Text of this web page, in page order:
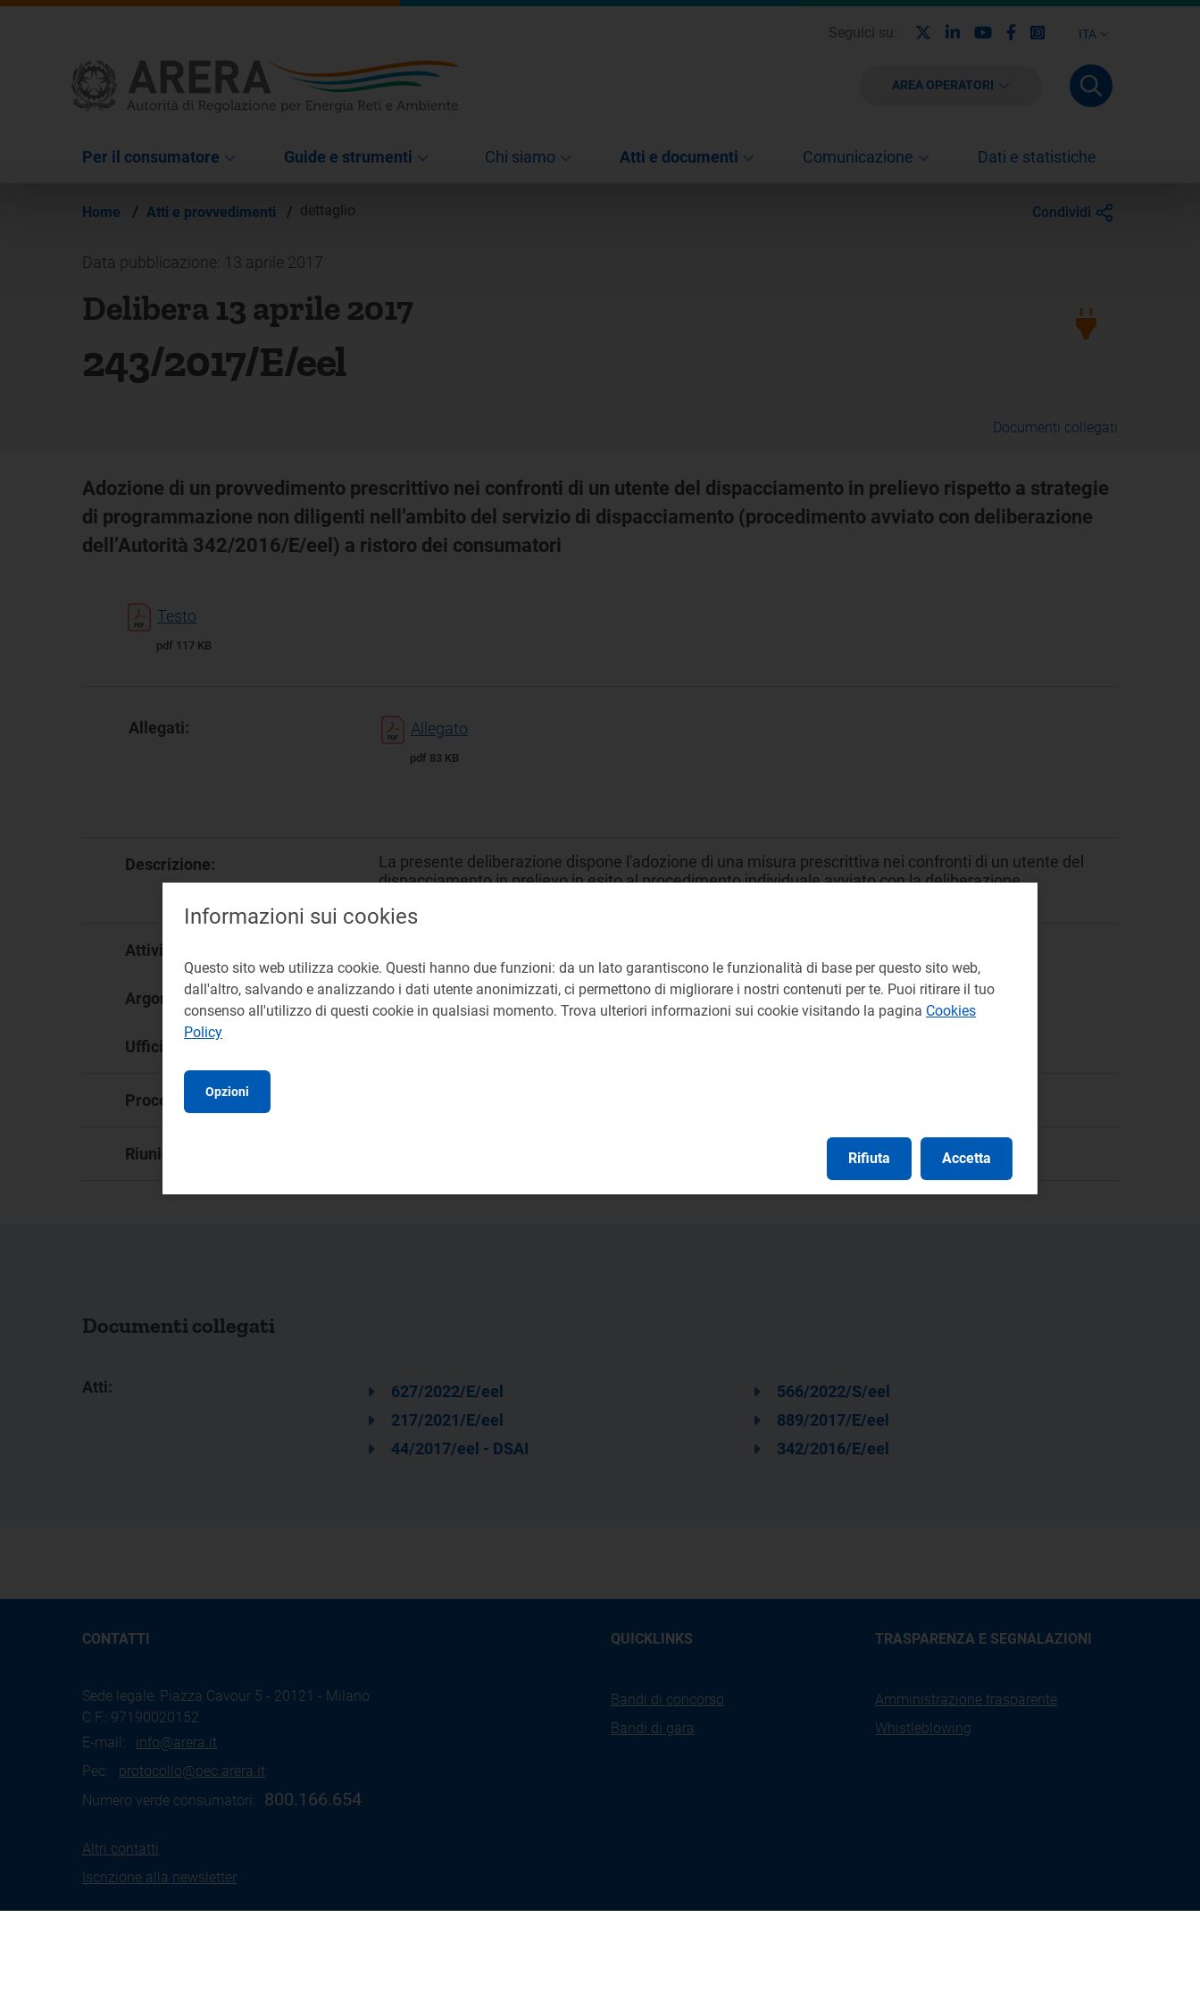
ITA
Seguici su: LinkedinYoutubeFacebook
Instagram
AREA OPERATORI
Per il consumatore Guide e strumenti Chi siamo Atti e documenti Comunicazione Dati e statistiche
Home / Atti e provvedimenti / dettaglio Condividi
Data pubblicazione: 13 aprile 2017
Delibera 13 aprile 2017
243/2017/E/eel
Documenti collegati
Adozione di un provvedimento prescrittivo nei confronti di un utente del dispacciamento in prelievo rispetto a strategie
di programmazione non diligenti nell’ambito del servizio di dispacciamento (procedimento avviato con deliberazione
dell’Autorità 342/2016/E/eel) a ristoro dei consumatori
Testo
pdf 117 KB
Allegati: Allegato
pdf 83 KB
Descrizione:
La presente deliberazione dispone l'adozione di una misura prescrittiva nei confronti di un utente del
dispacciamento in prelievo in esito al procedimento individuale avviato con la deliberazione
Attività:
Argomento: Strategie di programmazione e offerta degli UDD
Ufficio responsabile:
Procedimento:
Riunione:
Documenti collegati
Atti: 627/2022/E/eel
566/2022/S/eel
217/2021/E/eel
889/2017/E/eel
44/2017/eel - DSAI
342/2016/E/eel
CONTATTI
Sede legale: Piazza Cavour 5 - 20121 - Milano
C.F.: 97190020152
E-mail: info@arera.it
Pec: protocollo@pec.arera.it
Numero verde consumatori:
800.166.654
Altri contatti
Iscrizione alla newsletter
QUICKLINKS
Bandi di concorso
Bandi di gara
TRASPARENZA E SEGNALAZIONI
Amministrazione trasparente
Whistleblowing
Informazioni sui cookies
Questo sito web utilizza cookie. Questi hanno due funzioni: da un lato garantiscono le funzionalità di base per questo sito web,
dall'altro, salvando e analizzando i dati utente anonimizzati, ci permettono di migliorare i nostri contenuti per te. Puoi ritirare il tuo
consenso all'utilizzo di questi cookie in qualsiasi momento. Trova ulteriori informazioni sui cookie visitando la pagina Cookies
Policy
Opzioni
Rifiuta Accetta